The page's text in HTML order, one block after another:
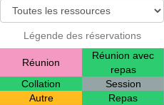
Légende des réservations
Réunion
Réunion avec
repas
Collation
Session
Autre
Repas